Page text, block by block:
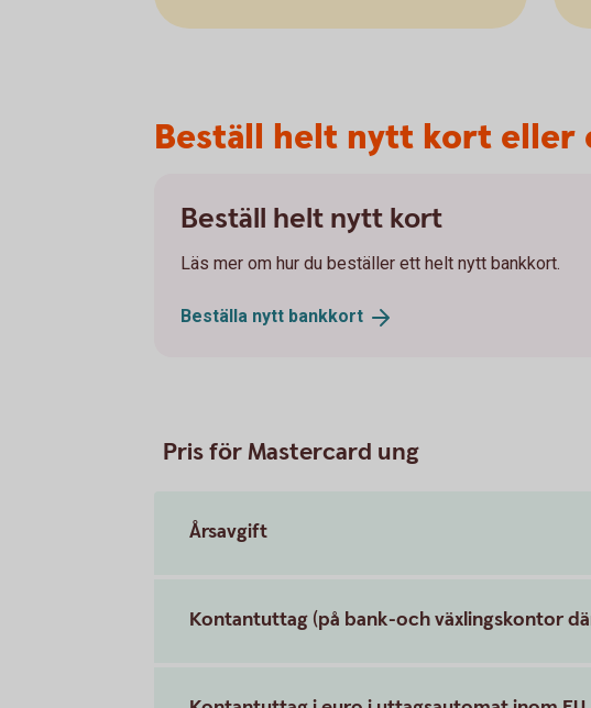
Beställ helt nytt kort eller
Beställ helt nytt kort
Läs mer om hur du beställer ett helt nytt bankkort.
Beställa nytt bankkort
Pris för Mastercard ung
Årsavgift
Kontantuttag (på bank-och växlingskontor